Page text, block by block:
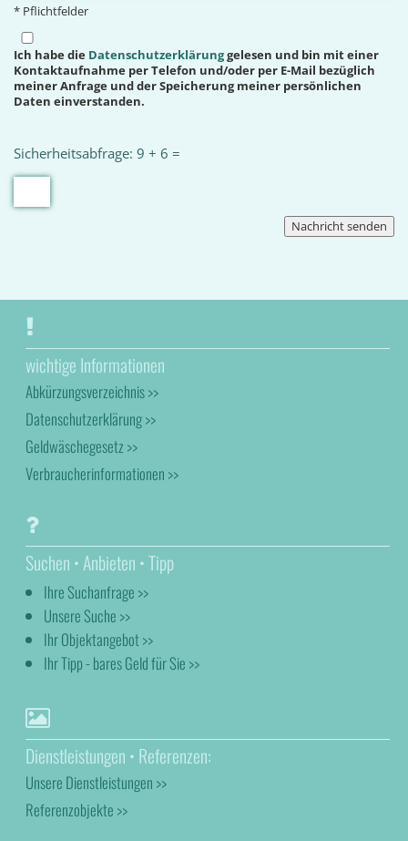
* Pflichtfelder
Ich habe die Datenschutzerklärunggelesen und bin mit einer
Kontaktaufnahme per Telefon und/oder per E-Mail bezüglich
meiner Anfrage und der Speicherung meiner persönlichen
Daten einverstanden.
Sicherheitsabfrage: 9 + 6 =
wichtige Informationen
Abkürzungsverzeichnis >>
Datenschutzerklärung >>
Geldwäschegesetz >>
Verbraucherinformationen >>
Suchen • Anbieten • Tipp
Ihre Suchanfrage >>
Unsere Suche >>
Ihr Objektangebot >>
Ihr Tipp - bares Geld für Sie >>
Dienstleistungen • Referenzen:
Unsere Dienstleistungen >>
Referenzobjekte >>